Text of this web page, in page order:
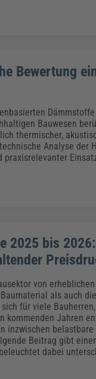
Bewertung
Bauwesen
thermischer,
Analyse der
praxisrelevanter
2025 bis 2026:
von
als auch
für viele
kommenden Jahren
inzwischen
Beitrag gibt
dabei